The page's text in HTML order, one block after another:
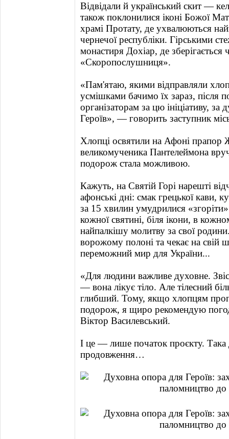
Відвідали й український скит —
також поклонилися іконі Божої
храмі Протату, де ухвалюються
чернечої республіки. Гірськими
монастиря Дохіар, де зберігається
«Скоропослушниця».
«Пам'ятаю, якими відправляли
усмішками бачимо їх зараз, після
організаторам за цю ініціативу, за
Героїв», — говорить заступник
Хлопці освятили на Афоні прапор
великомученика Пантелеймона
подорож стала можливою.
Кажуть, на Святій Горі нарешті
афонські дні: смак грецької кави,
за 15 хвилин умудрилися
кожної святині, біля ікони, в
найпалкішу молитву за свої
ворожому полоні та чекає на свій
переможний мир для України...
«Для людини важливе духовне.
— вона лікує тіло. Але тілесний
глибший. Тому, якщо хлопцям
подорож, я щиро рекомендую
Віктор Василевський.
І це — лише початок проєкту. Така
продовження…